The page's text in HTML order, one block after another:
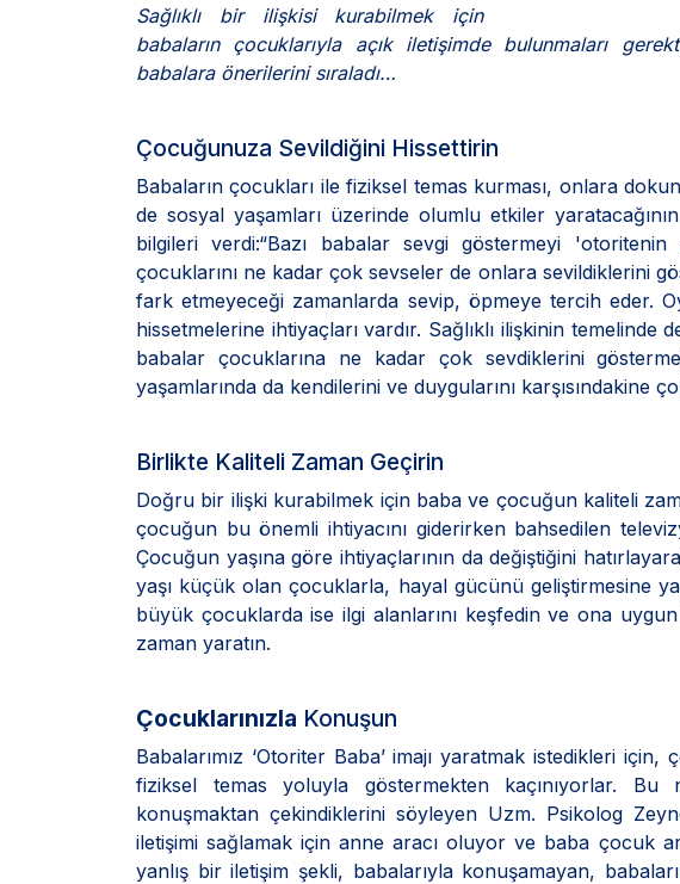
Sağlıklı bir ilişkisi kurabilmek için
babaların çocuklarıyla açık iletişimde bulunmaları
babalara önerilerini sıraladı…
Çocuğunuza Sevildiğini Hissettirin
Babaların çocukları ile fiziksel temas kurması, onlara
de sosyal yaşamları üzerinde olumlu etkiler
bilgileri verdi:“Bazı babalar sevgi göstermeyi
çocuklarını ne kadar çok sevseler de onlara sevildiklerini
fark etmeyeceği zamanlarda sevip, öpmeye tercih eder.
hissetmelerine ihtiyaçları vardır. Sağlıklı ilişkinin temelinde
babalar çocuklarına ne kadar çok sevdiklerini
yaşamlarında da kendilerini ve duygularını karşısındakine
Birlikte Kaliteli Zaman Geçirin
Doğru bir ilişki kurabilmek için baba ve çocuğun kaliteli
çocuğun bu önemli ihtiyacını giderirken bahsedilen
Çocuğun yaşına göre ihtiyaçlarının da değiştiğini
yaşı küçük olan çocuklarla, hayal gücünü geliştirmesine
büyük çocuklarda ise ilgi alanlarını keşfedin ve ona
zaman yaratın.
Çocuklarınızla Konuşun
Babalarımız ‘Otoriter Baba’ imajı yaratmak istedikleri
fiziksel temas yoluyla göstermekten kaçınıyorlar. Bu
konuşmaktan çekindiklerini söyleyen Uzm. Psikolog
iletişimi sağlamak için anne aracı oluyor ve baba çocuk
yanlış bir iletişim şekli, babalarıyla konuşamayan,